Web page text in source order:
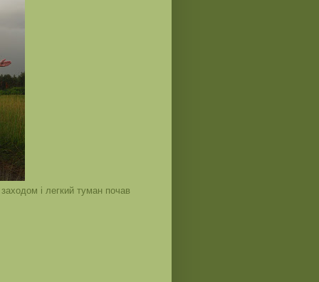
і легкий туман почав